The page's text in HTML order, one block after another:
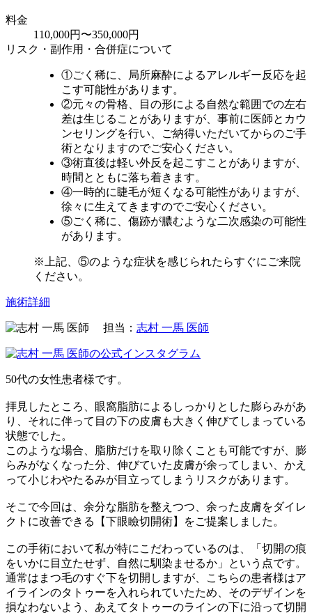
料金
110,000円〜350,000円
リスク・副作用・合併症について
①ごく稀に、局所麻酔によるアレルギー反応を起
こす可能性があります。
②元々の骨格、目の形による自然な範囲での左右
差は生じることがありますが、事前に医師とカウ
ンセリングを行い、ご納得いただいてからのご手
術となりますのでご安心ください。
③術直後は軽い外反を起こすことがありますが、
時間とともに落ち着きます。
④一時的に睫毛が短くなる可能性がありますが、
徐々に生えてきますのでご安心ください。
⑤ごく稀に、傷跡が膿むような二次感染の可能性
があります。
※上記、⑤のような症状を感じられたらすぐにご来院
ください。
施術詳細
担当： 志村 一馬 医師
50代の女性患者様です。
拝見したところ、眼窩脂肪によるしっかりとした膨らみがあ
り、それに伴って目の下の皮膚も大きく伸びてしまっている
状態でした。
このような場合、脂肪だけを取り除くことも可能ですが、膨
らみがなくなった分、伸びていた皮膚が余ってしまい、かえ
って小じわやたるみが目立ってしまうリスクがあります。
そこで今回は、余分な脂肪を整えつつ、余った皮膚をダイレ
クトに改善できる【下眼瞼切開術】をご提案しました。
この手術において私が特にこだわっているのは、「切開の痕
をいかに目立たせず、自然に馴染ませるか」という点です。
通常はまつ毛のすぐ下を切開しますが、こちらの患者様はア
イラインのタトゥーを入れられていたため、そのデザインを
損なわないよう、あえてタトゥーのラインの下に沿って切開